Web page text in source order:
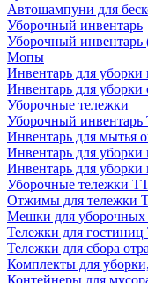
Автошампуни для
Уборочный инвентарь
Уборочный инвентарь
Мопы
Инвентарь для уборки
Инвентарь для уборки
Уборочные тележки
Уборочный инвентарь
Инвентарь для мытья
Инвентарь для
Инвентарь для уборки
Уборочные тележки
Отжимы для тележки
Мешки для уборочных
Тележки для гостиниц
Тележки для сбора
Комплекты для
Контейнеры для